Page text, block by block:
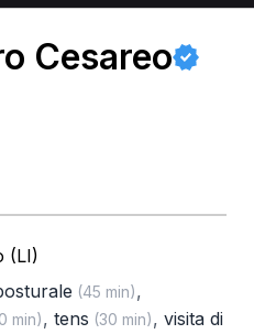
Cesareo
(LI)
(45 min),
min), tens (30 min), visita di